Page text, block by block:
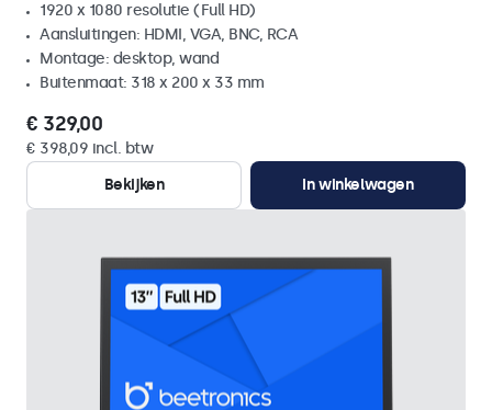
1920 x 1080 resolutie (Full HD)
Aansluitingen: HDMI, VGA, BNC, RCA
Montage: desktop, wand
Buitenmaat: 318 x 200 x 33 mm
€ 329,00
€ 398,09 incl. btw
Bekijken
In winkelwagen